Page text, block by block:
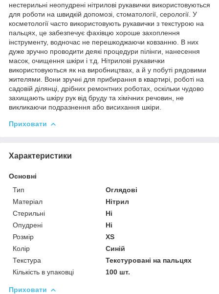
нестерильні неопудрені нітрилові рукавички використовуються
для роботи на швидкій допомозі, стоматології, серології. У
косметології часто використовують рукавички з текстурою на
пальцях, це забезпечує фахівцю хороше захоплення
інструменту, водночас не перешкоджаючи ковзанню. В них
дуже зручно проводити деякі процедури пілінги, нанесення
масок, очищення шкіри і т.д. Нітрилові рукавички
використовуються як на виробництвах, а й у побуті рядовими
жителями. Вони зручні для прибирання в квартирі, роботі на
садовій ділянці, дрібних ремонтних роботах, оскільки чудово
захищають шкіру рук від бруду та хімічних речовин, не
викликаючи подразнення або висихання шкіри.
Приховати
Характеристики
Основні
Тип
Оглядові
Матеріал
Нітрил
Стерильні
Ні
Опудрені
Ні
Розмір
XS
Колір
Синій
Текстура
Текстуровані на пальцях
Кількість в упаковці
100 шт.
Приховати